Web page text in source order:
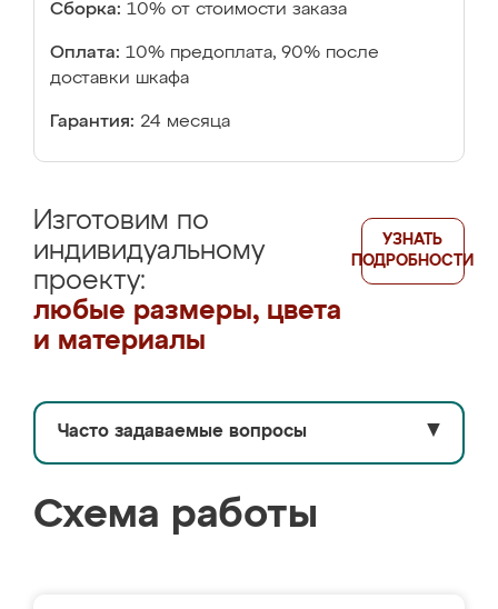
Сборка: 10% от стоимости заказа
Оплата: 10% предоплата, 90% после
доставки шкафа
Гарантия: 24 месяца
Изготовим по
индивидуальному
проекту:
любые размеры, цвета
и материалы
УЗНАТЬ
ПОДРОБНОСТИ
Часто задаваемые вопросы ▼
Схема работы